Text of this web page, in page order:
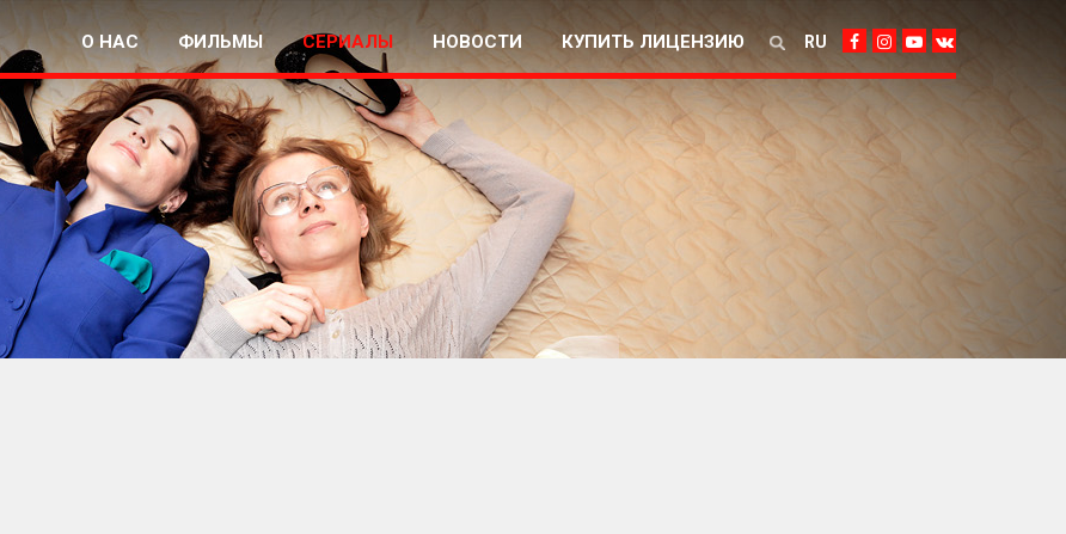
О НАС ФИЛЬМЫ СЕРИАЛЫ НОВОСТИ КУПИТЬ ЛИЦЕНЗИЮ RU